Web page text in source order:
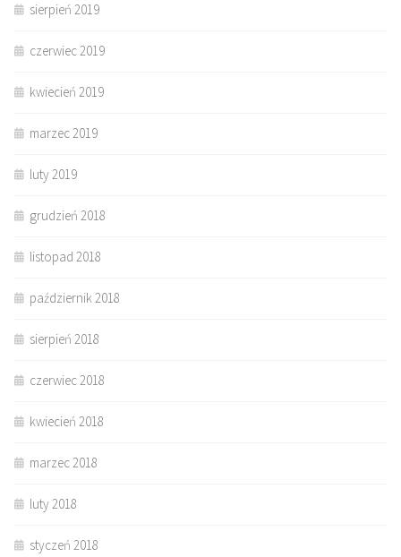
sierpień 2019
czerwiec 2019
kwiecień 2019
marzec 2019
luty 2019
grudzień 2018
listopad 2018
październik 2018
sierpień 2018
czerwiec 2018
kwiecień 2018
marzec 2018
luty 2018
styczeń 2018